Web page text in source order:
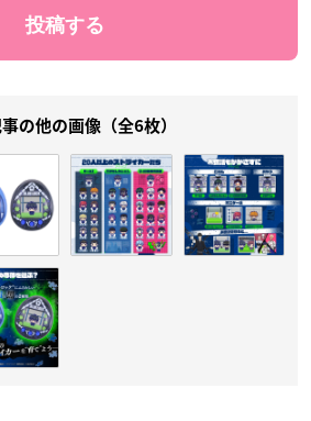
の他の画像（全6枚）